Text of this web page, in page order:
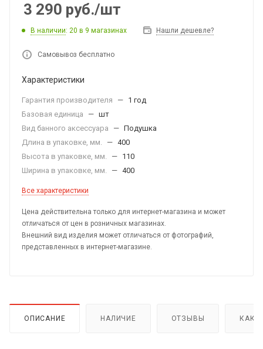
3 290 руб./шт
В наличии: 20 в 9 магазинах Нашли дешевле?
Самовывоз бесплатно
Характеристики
Гарантия производителя — 1 год
Базовая единица
— шт
Вид банного аксессуара
— Подушка
Длина в упаковке, мм.
— 400
Высота в упаковке, мм.
— 110
Ширина в упаковке, мм.
— 400
Все характеристики
Цена действительна только для интернет-магазина и может
отличаться от цен в розничных магазинах.
Внешний вид изделия может отличаться от фотографий,
представленных в интернет-магазине.
ОПИСАНИЕ НАЛИЧИЕ ОТЗЫВЫ КАК